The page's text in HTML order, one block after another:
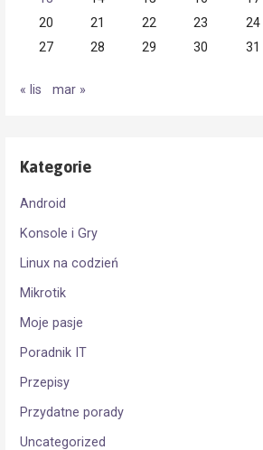
20
21 22 23 24
27
28 29 30 31
« lis mar »
Kategorie
Android
Konsole i Gry
Linux na codzień
Mikrotik
Moje pasje
Poradnik IT
Przepisy
Przydatne porady
Uncategorized